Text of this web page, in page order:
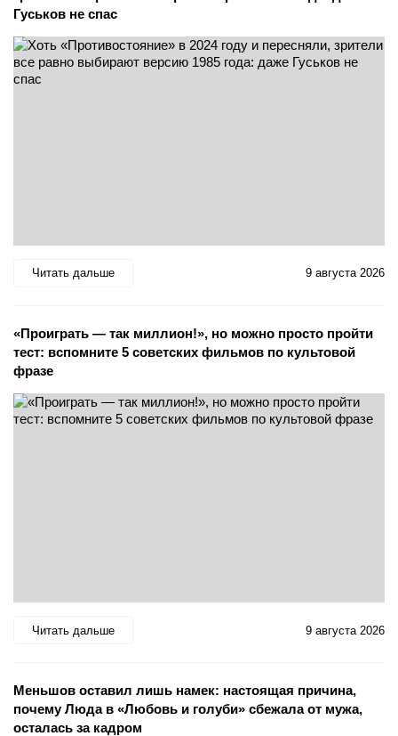
Гуськов не спас
Читать дальше 9 августа 2026
«Проиграть — так миллион!», но можно просто пройти
тест: вспомните 5 советских фильмов по культовой
фразе
Читать дальше 9 августа 2026
Меньшов оставил лишь намек: настоящая причина,
почему Люда в «Любовь и голуби» сбежала от мужа,
осталась за кадром